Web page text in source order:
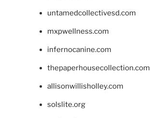
untamedcollectivesd.com
mxpwellness.com
infernocanine.com
thepaperhousecollection.com
allisonwillisholley.com
solslite.org